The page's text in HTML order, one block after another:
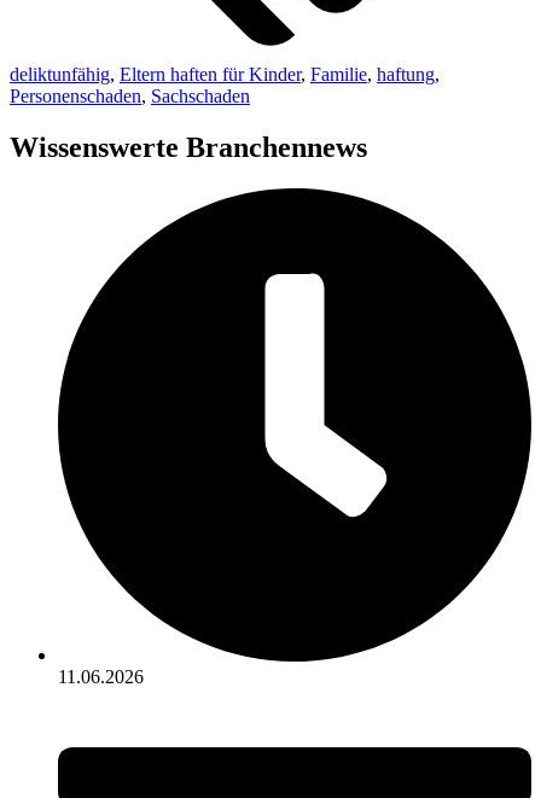
deliktunfähig, Eltern haften für Kinder, Familie, haftung,
Personenschaden, Sachschaden
Wissenswerte Branchennews
11.06.2026